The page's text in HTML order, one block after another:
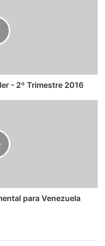
- 2º Trimestre 2016
para Venezuela